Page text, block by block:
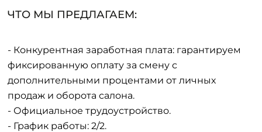
ЧТО МЫ ПРЕДЛАГАЕМ:
- Конкурентная заработная плата: гарантируем
фиксированную оплату за смену с
дополнительными процентами от личных
продаж и оборота салона.
- Официальное трудоустройство.
- График работы: 2/2.